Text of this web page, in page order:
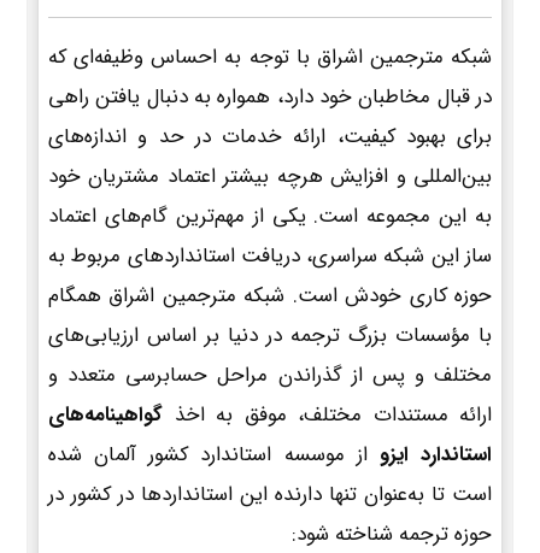
شبکه مترجمین اشراق با توجه به احساس وظیفه‌ای که
در قبال مخاطبان خود دارد، همواره به دنبال یافتن راهی
برای بهبود کیفیت، ارائه خدمات در حد و اندازه‌های
بین‌المللی و افزایش هرچه بیشتر اعتماد مشتریان خود
به این مجموعه است. یکی از مهم‌ترین گام‌های اعتماد
ساز این شبکه سراسری، دریافت استانداردهای مربوط به
حوزه کاری خودش است. شبکه مترجمین اشراق همگام
با مؤسسات بزرگ ترجمه در دنیا بر اساس ارزیابی‌های
مختلف و پس از گذراندن مراحل حسابرسی متعدد و
ارائه مستندات مختلف، موفق به اخذ گواهینامه‌های
استاندارد ایزو از موسسه استاندارد کشور آلمان شده
است تا به‌عنوان تنها دارنده این استانداردها در کشور در
حوزه ترجمه شناخته شود: